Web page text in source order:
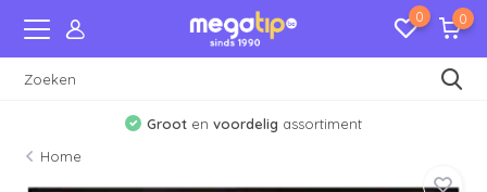
0 0
Groot envoordelig assortiment
Home